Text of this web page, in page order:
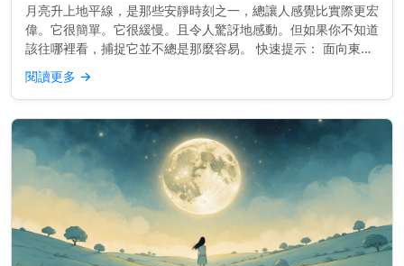
月亮升上地平線，是那些安靜時刻之一，總讓人感覺比實際更宏
偉。它很簡單。它很緩慢。且令人驚訝地感動。但如果你不知道
該往哪裡看，捕捉它並不總是那麼容易。 快速提示： 面向東
方，視野開闊，能看到地平線。較高的地勢或面向開闊天空的海
灘效果最佳。 為...
閱讀更多 →